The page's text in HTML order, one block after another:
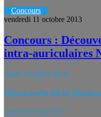
Concours
vendredi 11 octobre 2013
Concours :
intra-auriculaires
mardi 24 juillet 2018
Découverte de la
samedi 20 mai 2017